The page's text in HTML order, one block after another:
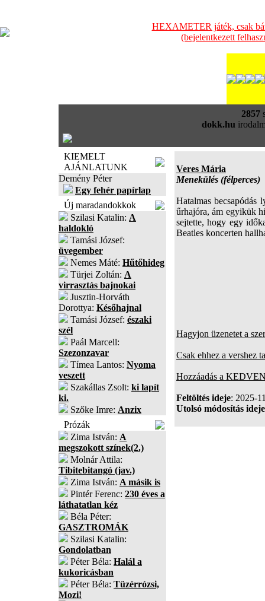
HEXAMETER játék, csak
(bejelentkezett
2857
dokk.hu
KIEMELT
AJÁNLATUNK
Demény Péter
Egy fehér papírlap
Új maradandokkok
Szilasi Katalin: A
haldokló
Tamási József:
üvegember
Nemes Máté: Hűtőhideg
Türjei Zoltán: A
virrasztás bajnokai
Jusztin-Horváth
Dorottya: Későhajnal
Tamási József: északi
szél
Paál Marcell:
Szezonzavar
Tímea Lantos: Nyoma
veszett
Szakállas Zsolt: ki lapít
ki.
Szőke Imre: Anzix
Prózák
Zima István: A
megszokott színek(2.)
Molnár Attila:
Tibitebitangó (jav.)
Zima István: A másik is
Pintér Ferenc: 230 éves a
láthatatlan kéz
Béla Péter:
GASZTROMÁK
Szilasi Katalin:
Gondolatban
Péter Béla: Halál a
kukoricásban
Péter Béla: Tüzérrózsi,
Mozi!
Veres Mária
Menekülés (félperces)
Hatalmas becsapódás
űrhajóra, ám egyikük
sejtette, hogy egy
Beatles koncerten
Hagyjon üzenetet a
Csak ehhez a vershez
Hozzáadás a
Feltöltés ideje: 2025-
Utolsó módosítás ideje